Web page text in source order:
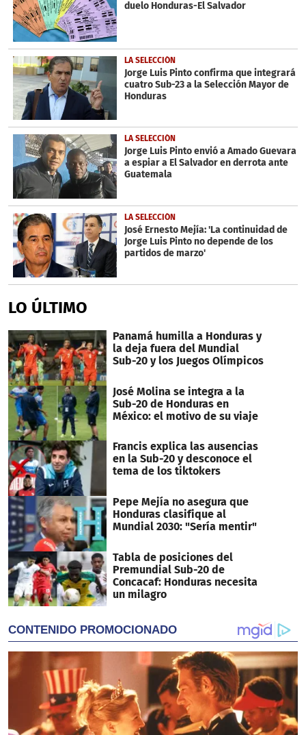
duelo Honduras-El Salvador
LA SELECCIÓN
Jorge Luis Pinto confirma que integrará
cuatro Sub-23 a la Selección Mayor de
Honduras
LA SELECCIÓN
Jorge Luis Pinto envió a Amado Guevara
a espiar a El Salvador en derrota ante
Guatemala
LA SELECCIÓN
José Ernesto Mejía: 'La continuidad de
Jorge Luis Pinto no depende de los
partidos de marzo'
LO ÚLTIMO
Panamá humilla a Honduras y
la deja fuera del Mundial
Sub-20 y los Juegos Olímpicos
José Molina se integra a la
Sub-20 de Honduras en
México: el motivo de su viaje
Francis explica las ausencias
en la Sub-20 y desconoce el
tema de los tiktokers
Pepe Mejía no asegura que
Honduras clasifique al
Mundial 2030: "Sería mentir"
Tabla de posiciones del
Premundial Sub-20 de
Concacaf: Honduras necesita
un milagro